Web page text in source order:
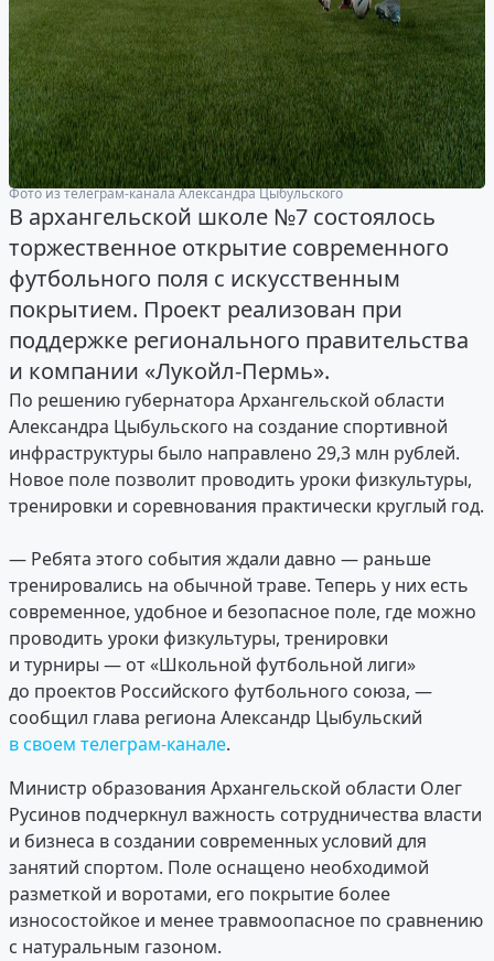
Фото из телеграм-канала Александра Цыбульского
В архангельской школе №7 состоялось
торжественное открытие современного
футбольного поля с искусственным
покрытием. Проект реализован при
поддержке регионального правительства
и компании «Лукойл-Пермь».
По решению губернатора Архангельской области
Александра Цыбульского на создание спортивной
инфраструктуры было направлено 29,3 млн рублей.
Новое поле позволит проводить уроки физкультуры,
тренировки и соревнования практически круглый год.
— Ребята этого события ждали давно — раньше
тренировались на обычной траве. Теперь у них есть
современное, удобное и безопасное поле, где можно
проводить уроки физкультуры, тренировки
и турниры — от «Школьной футбольной лиги»
до проектов Российского футбольного союза, —
сообщил глава региона Александр Цыбульский
в своем телеграм-канале.
Министр образования Архангельской области Олег
Русинов подчеркнул важность сотрудничества власти
и бизнеса в создании современных условий для
занятий спортом. Поле оснащено необходимой
разметкой и воротами, его покрытие более
износостойкое и менее травмоопасное по сравнению
с натуральным газоном.